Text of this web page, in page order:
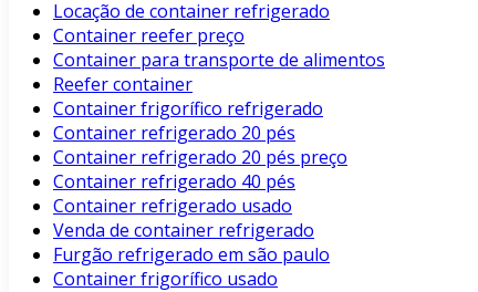
Locação de container refrigerado
Container reefer preço
Container para transporte de alimentos
Reefer container
Container frigorífico refrigerado
Container refrigerado 20 pés
Container refrigerado 20 pés preço
Container refrigerado 40 pés
Container refrigerado usado
Venda de container refrigerado
Furgão refrigerado em são paulo
Container frigorífico usado